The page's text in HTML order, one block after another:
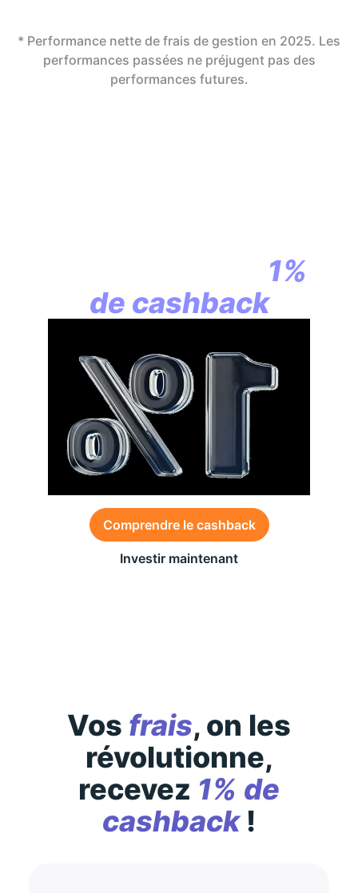
* Performance nette de frais de gestion en 2025. Les
performances passées ne préjugent pas des
performances futures.
1%
de cashback
Comprendre le cashback
Investir maintenant
Vos frais, on les
révolutionne,
recevez 1% de
cashback!